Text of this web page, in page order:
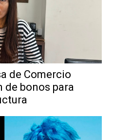
de Comercio
de bonos para